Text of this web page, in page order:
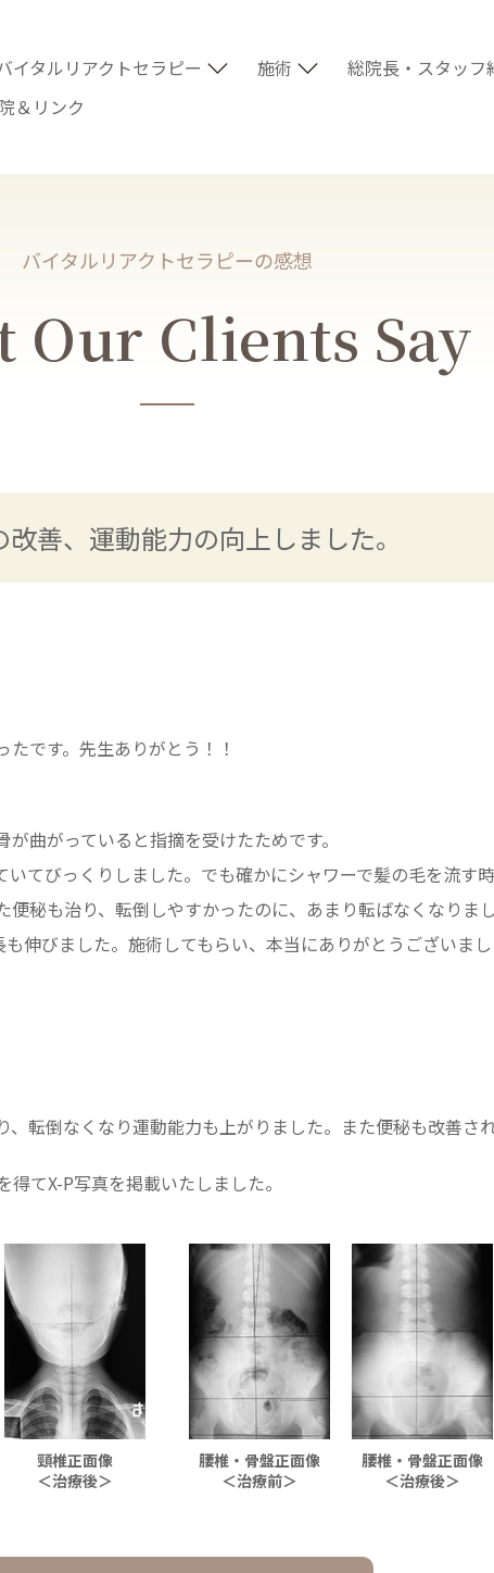
イタルリアクトセラピー 施術 総院長・スタッフ
＆リンク
バイタルリアクトセラピーの感想
Our Clients Say
善、運動能力の向上しました。
です。先生ありがとう！！
曲がっていると指摘を受けたためです。
てびっくりしました。でも確かにシャワーで髪の毛を流す
秘も治り、転倒しやすかったのに、あまり転ばなくなりま
伸びました。施術してもらい、本当にありがとうございまし
転倒なくなり運動能力も上がりました。また便秘も改善され
てX-P写真を掲載いたしました。
頸椎正面像
＜治療後＞
腰椎・骨盤正面像
＜治療前＞
腰椎・骨盤正面像
＜治療後＞